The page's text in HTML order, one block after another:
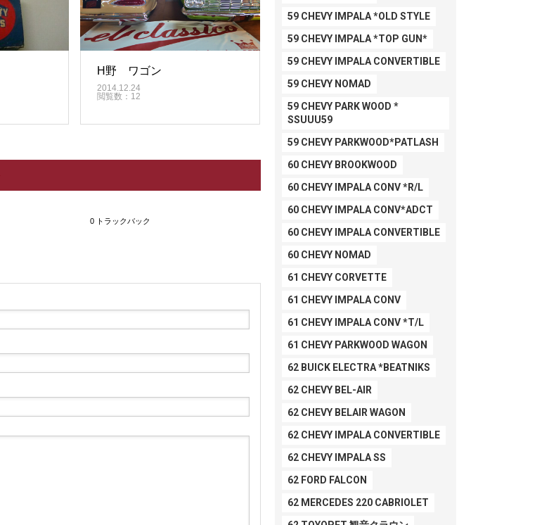
H野 ワゴン
2014.12.24
閲覧数：12
0 トラックバック
59 CHEVY IMPALA *OLD STYLE
59 CHEVY IMPALA *TOP GUN*
59 CHEVY IMPALA CONVERTIBLE
59 CHEVY NOMAD
59 CHEVY PARK WOOD *
SSUUU59
59 CHEVY PARKWOOD*PATLASH
60 CHEVY BROOKWOOD
60 CHEVY IMPALA CONV *R/L
60 CHEVY IMPALA CONV*ADCT
60 CHEVY IMPALA CONVERTIBLE
60 CHEVY NOMAD
61 CHEVY CORVETTE
61 CHEVY IMPALA CONV
61 CHEVY IMPALA CONV *T/L
61 CHEVY PARKWOOD WAGON
62 BUICK ELECTRA *BEATNIKS
62 CHEVY BEL-AIR
62 CHEVY BELAIR WAGON
62 CHEVY IMPALA CONVERTIBLE
62 CHEVY IMPALA SS
62 FORD FALCON
62 MERCEDES 220 CABRIOLET